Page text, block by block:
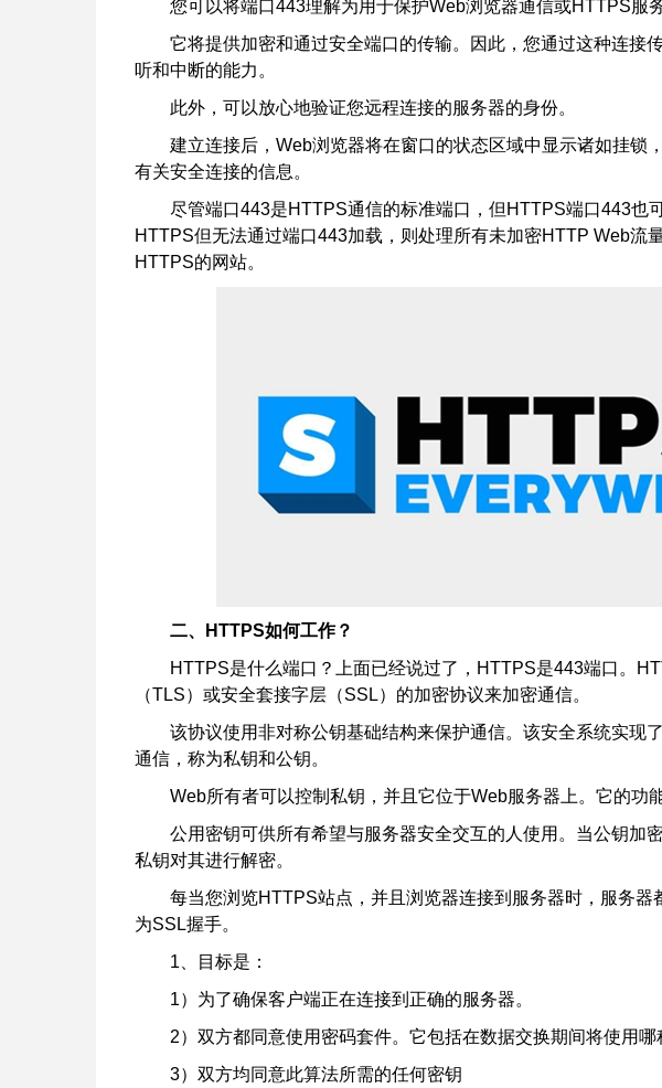
您可以将端口443理解为用于保护Web浏览器通信或HTTPS服
它将提供加密和通过安全端口的传输。因此，您通过这种连接
听和中断的能力。
此外，可以放心地验证您远程连接的服务器的身份。
建立连接后，Web浏览器将在窗口的状态区域中显示诸如挂锁
有关安全连接的信息。
尽管端口443是HTTPS通信的标准端口，但HTTPS端口443也
HTTPS但无法通过端口443加载，则处理所有未加密HTTP Web流
HTTPS的网站。
二、HTTPS如何工作？
HTTPS是什么端口？上面已经说过了，HTTPS是443端口。
（TLS）或安全套接字层（SSL）的加密协议来加密通信。
该协议使用非对称公钥基础结构来保护通信。该安全系统实现
通信，称为私钥和公钥。
Web所有者可以控制私钥，并且它位于Web服务器上。它的功
公用密钥可供所有希望与服务器安全交互的人使用。当公钥加
私钥对其进行解密。
每当您浏览HTTPS站点，并且浏览器连接到服务器时，服务
为SSL握手。
1、目标是：
1）为了确保客户端正在连接到正确的服务器。
2）双方都同意使用密码套件。它包括在数据交换期间将使用哪
3）双方均同意此算法所需的任何密钥